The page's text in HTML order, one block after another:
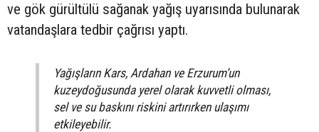
ve gök gürültülü sağanak yağış uyarısında bulunarak
vatandaşlara tedbir çağrısı yaptı.
Yağışların Kars, Ardahan ve Erzurum’un
kuzeydoğusunda yerel olarak kuvvetli olması,
sel ve su baskını riskini artırırken ulaşımı
etkileyebilir.